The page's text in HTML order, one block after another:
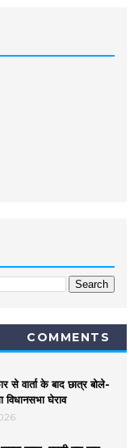
COMMENTS
के बाद छात्र बोले-
विधानसभा घेराव